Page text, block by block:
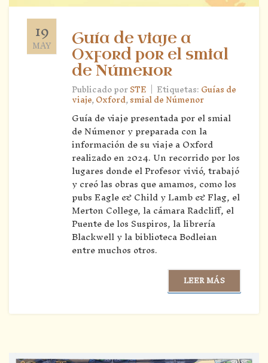
19
MAY
Guía de viaje a
Oxford por el smial
de Númenor
Publicado porSTE | Etiquetas:Guías de
viaje,Oxford,smial de Númenor
Guía de viaje presentada por el smial
de Númenor y preparada con la
información de su viaje a Oxford
realizado en 2024. Un recorrido por los
lugares donde el Profesor vivió, trabajó
y creó las obras que amamos, como los
pubs Eagle & Child y Lamb & Flag, el
Merton College, la cámara Radcliff, el
Puente de los Suspiros, la librería
Blackwell y la biblioteca Bodleian
entre muchos otros.
LEER MÁS